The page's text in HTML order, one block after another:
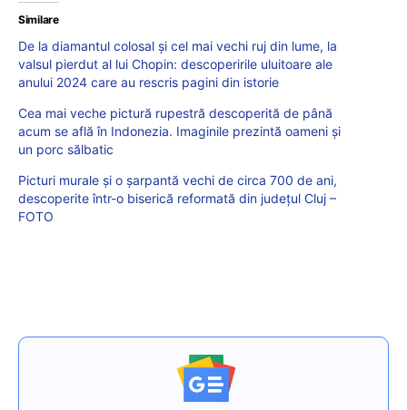
Similare
De la diamantul colosal și cel mai vechi ruj din lume, la
valsul pierdut al lui Chopin: descoperirile uluitoare ale
anului 2024 care au rescris pagini din istorie
Cea mai veche pictură rupestră descoperită de până
acum se află în Indonezia. Imaginile prezintă oameni și
un porc sălbatic
Picturi murale și o șarpantă vechi de circa 700 de ani,
descoperite într-o biserică reformată din județul Cluj –
FOTO